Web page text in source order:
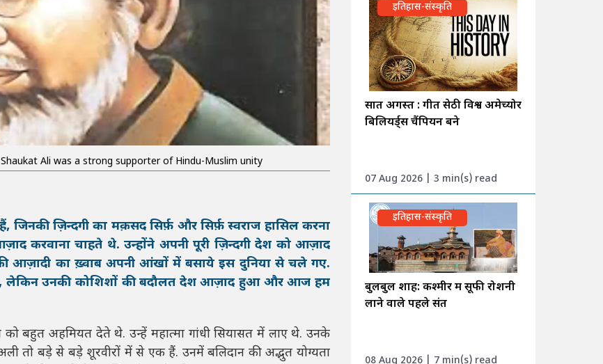
Ali was a strong supporter of Hindu-Muslim unity
जिनकी ज़िन्दगी का मक़सद सिर्फ़ और सिर्फ़ स्वराज हासिल करना
करवाना चाहते थे. उन्होंने अपनी पूरी ज़िन्दगी देश को आज़ाद
आज़ादी का ख़्वाब अपनी आंखों में बसाये इस दुनिया से चले गए.
लेकिन उनकी कोशिशों की बदौलत देश आज़ाद हुआ और आज हम
को बहुत अहमियत देते थे. उन्हें महात्मा गांधी सियासत में लाए थे. उनके
तो बड़े से बड़े शूरवीरों में से एक हैं. उनमें बलिदान की अद्भुत योग्यता
इतिहास-संस्कृति
सात अगस्त : गीत सेठी विश्व अमेच्योर
बिलियर्ड्स चैंपियन बने
07 Aug 2026 | 3 min(s) read
इतिहास-संस्कृति
बुलबुल शाह: कश्मीर में सूफी रोशनी
लाने वाले पहले संत
08 Aug 2026 | 7 min(s) read